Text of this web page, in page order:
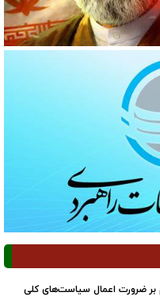
ضرورت اعمال سیاست‌های کلی